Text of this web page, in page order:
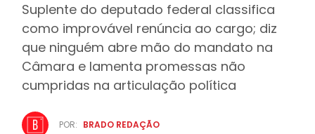
Suplente do deputado federal classifica
como improvável renúncia ao cargo; diz
que ninguém abre mão do mandato na
Câmara e lamenta promessas não
cumpridas na articulação política
POR: BRADO REDAÇÃO